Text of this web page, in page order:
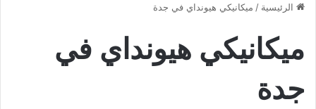
الرئيسية / ميكانيكي هيونداي في جدة
ميكانيكي هيونداي في
جدة